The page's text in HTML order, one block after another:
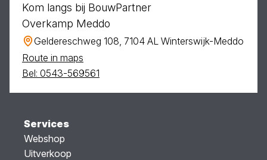
Kom langs bij BouwPartner
Overkamp Meddo
Geldereschweg 108, 7104 AL Winterswijk-Meddo
Route in maps
Bel: 0543-569561
Services
Webshop
Uitverkoop